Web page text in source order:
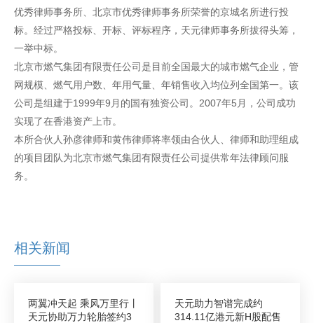
优秀律师事务所、北京市优秀律师事务所荣誉的京城名所进行投
标。经过严格投标、开标、评标程序，天元律师事务所拔得头筹，
一举中标。
北京市燃气集团有限责任公司是目前全国最大的城市燃气企业，管
网规模、燃气用户数、年用气量、年销售收入均位列全国第一。该
公司是组建于1999年9月的国有独资公司。2007年5月，公司成功
实现了在香港资产上市。
本所合伙人孙彦律师和黄伟律师将率领由合伙人、律师和助理组成
的项目团队为北京市燃气集团有限责任公司提供常年法律顾问服
务。
相关新闻
两翼冲天起 乘风万里行丨
天元协助万力轮胎签约3
天元助力智谱完成约
314.11亿港元新H股配售